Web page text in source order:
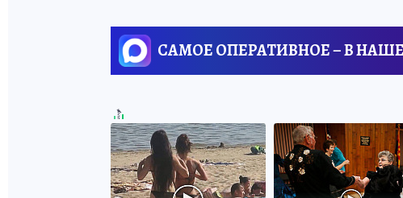
САМОЕ ОПЕРАТИВНОЕ – В